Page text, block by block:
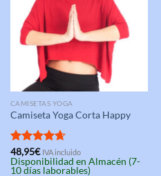
CAMISETAS YOGA
Camiseta Yoga Corta Happy
Valorado
con4.67
de 5
48,95€ IVA incluido
Disponibilidad en Almacén (7-
10 días laborables)